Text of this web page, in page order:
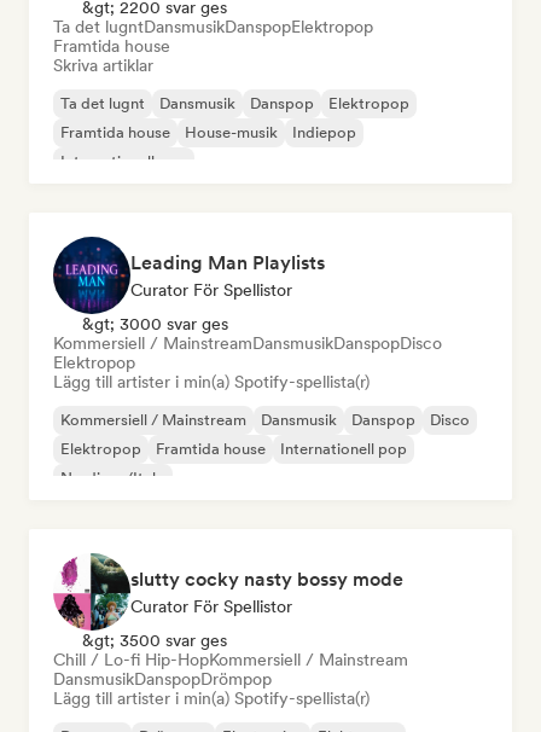
&gt; 2200 svar ges
Ta det lugntDansmusikDanspopElektropop
Framtida house
Skriva artiklar
Ta det lugnt Dansmusik Danspop
Elektropop
Framtida house
House-musik
Indiepop
Internationell pop
Leading Man Playlists
Curator För Spellistor
&gt; 3000 svar ges
Kommersiell / MainstreamDansmusikDanspopDisco
Elektropop
Lägg till artister i min(a) Spotify-spellista(r)
Kommersiell / Mainstream Dansmusik Danspop
Disco
Elektropop
Framtida house
Internationell pop
Nu-disco/Italo
slutty cocky nasty bossy mode
Curator För Spellistor
&gt; 3500 svar ges
Chill / Lo-fi Hip-HopKommersiell / Mainstream
DansmusikDanspopDrömpop
Lägg till artister i min(a) Spotify-spellista(r)